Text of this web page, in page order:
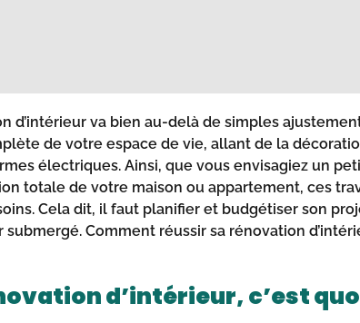
d’intérieur va bien au-delà de simples
de votre espace de vie, allant de la
électriques. Ainsi, que vous envisagiez un
totale de votre maison ou appartement, ces
Cela dit, il faut planifier et budgétiser son
submergé. Comment réussir sa rénovation d’
d’intérieur, c’est